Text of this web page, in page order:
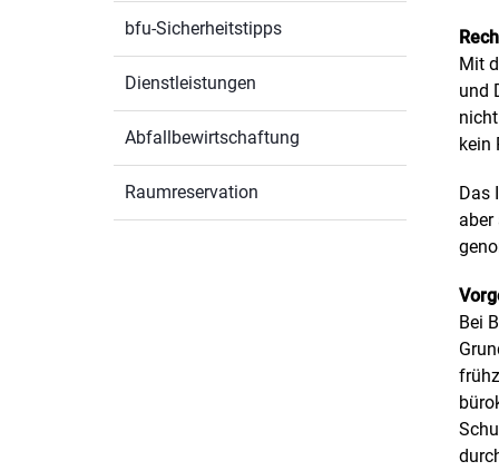
bfu-Sicherheitstipps
Dienstleistungen
Abfallbewirtschaftung
Raumreservation
Mit
und
kein
Das
Bei